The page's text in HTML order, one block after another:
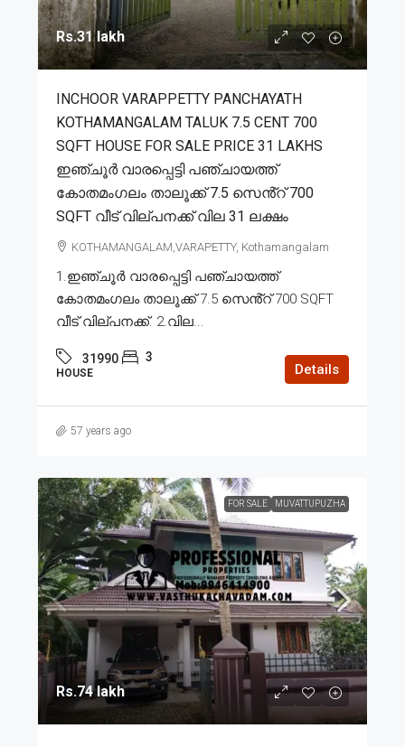
Rs.31 lakh
INCHOOR VARAPPETTY PANCHAYATH
KOTHAMANGALAM TALUK 7.5 CENT 700
SQFT HOUSE FOR SALE PRICE 31 LAKHS
ഇഞ്ചൂർ വാരപ്പെട്ടി പഞ്ചായത്ത്
കോതമംഗലം താലൂക്ക് 7.5 സെൻ്റ് 700
SQFT വീട് വില്പനക്ക് വില 31 ലക്ഷം
KOTHAMANGALAM,VARAPETTY, Kothamangalam
1.ഇഞ്ചൂർ വാരപ്പെട്ടി പഞ്ചായത്ത്
കോതമംഗലം താലൂക്ക് 7.5 സെൻ്റ് 700 SQFT
വീട് വില്പനക്ക്. 2.വില...
31990 3
HOUSE Details
57 years ago
FOR SALE MUVATTUPUZHA
Rs.74 lakh